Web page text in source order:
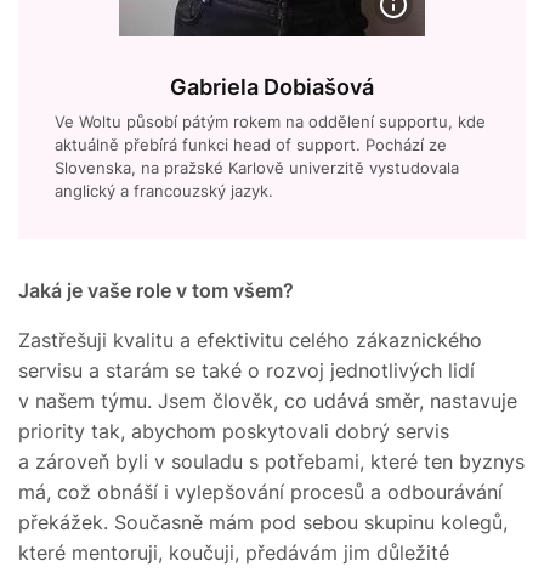
Gabriela Dobiašová
Ve Woltu působí pátým rokem na oddělení supportu, kde
aktuálně přebírá funkci head of support. Pochází ze
Slovenska, na pražské Karlově univerzitě vystudovala
anglický a francouzský jazyk.
Jaká je vaše role v tom všem?
Zastřešuji kvalitu a efektivitu celého zákaznického
servisu a starám se také o rozvoj jednotlivých lidí
v našem týmu. Jsem člověk, co udává směr, nastavuje
priority tak, abychom poskytovali dobrý servis
a zároveň byli v souladu s potřebami, které ten byznys
má, což obnáší i vylepšování procesů a odbourávání
překážek. Současně mám pod sebou skupinu kolegů,
které mentoruji, koučuji, předávám jim důležité